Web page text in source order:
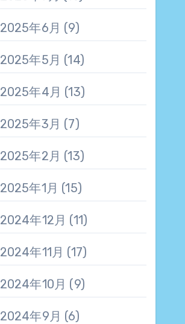
2025年6月 (9)
2025年5月 (14)
2025年4月 (13)
2025年3月 (7)
2025年2月 (13)
2025年1月 (15)
2024年12月 (11)
2024年11月 (17)
2024年10月 (9)
2024年9月 (6)